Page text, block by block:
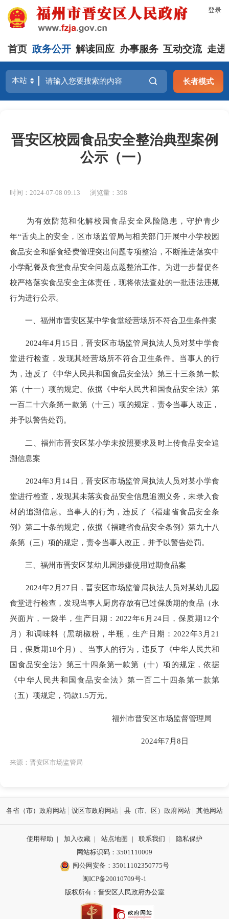
登录
首页 政务公开 解读回应 办事服务 互动交流 走进
长者模式
晋安区校园食品安全整治典型案例
公示（一）
时间：2024-07-08 09:13 浏览量：398
为有效防范和化解校园食品安全风险隐患，守护青少
年“舌尖上的安全，区市场监管局与相关部门开展中小学校园
食品安全和膳食经费管理突出问题专项整治，不断推进落实中
小学配餐及食堂食品安全问题点题整治工作。为进一步督促各
校严格落实食品安全主体责任，现将依法查处的一批违法违规
行为进行公示。
一、福州市晋安区某中学食堂经营场所不符合卫生条件案
2024年4月15日，晋安区市场监管局执法人员对某中学食
堂进行检查，发现其经营场所不符合卫生条件。当事人的行
为，违反了《中华人民共和国食品安全法》第三十三条第一款
第（十一）项的规定。依据《中华人民共和国食品安全法》第
一百二十六条第一款第（十三）项的规定，责令当事人改正，
并予以警告处罚。
二、福州市晋安区某小学未按照要求及时上传食品安全追
溯信息案
2024年3月14日，晋安区市场监管局执法人员对某小学食
堂进行检查，发现其未落实食品安全信息追溯义务，未录入食
材的追溯信息。当事人的行为，违反了《福建省食品安全条
例》第二十条的规定，依据《福建省食品安全条例》第九十八
条第（三）项的规定，责令当事人改正，并予以警告处罚。
三、福州市晋安区某幼儿园涉嫌使用过期食品案
2024年2月27日，晋安区市场监管局执法人员对某幼儿园
食堂进行检查，发现当事人厨房存放有已过保质期的食品（永
兴面片，一袋半，生产日期：2022年6月24日，保质期12个
月）和调味料（黑胡椒粉，半瓶，生产日期：2022年3月21
日，保质期18个月）。当事人的行为，违反了《中华人民共和
国食品安全法》第三十四条第一款第（十）项的规定，依据
《中华人民共和国食品安全法》第一百二十四条第一款第
（五）项规定，罚款1.5万元。
福州市晋安区市场监督管理局
2024年7月8日
来源：晋安区市场监管局
各省（市）政府网站 设区市政府网站 县（市、区）政府网站 其他网站
使用帮助 | 加入收藏 | 站点地图 | 联系我们 |
隐私保护
网站标识码：3501110009
闽公网安备：35011102350775号
闽ICP备20010709号-1
版权所有：晋安区人民政府办公室